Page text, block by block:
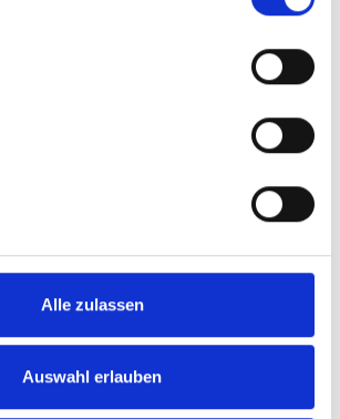
Alle zulassen
Auswahl erlauben
Durchschnittliche Bewertung von 5
(14,47 € / 1 Liter)
zzgl. Versandkosten
ab 10,85 €
Sauvignon Blanc,
Marlborough